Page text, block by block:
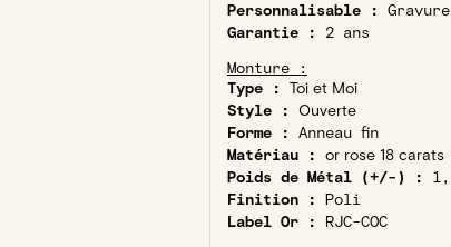
Personnalisable : Gravure
Garantie :
2 ans
Monture :
Type : Toi et Moi
Style : Ouverte
Forme : Anneau fin
Matériau : or rose 18 carats
Poids de Métal (+/-) :
Finition : Poli
Label Or :
RJC-COC